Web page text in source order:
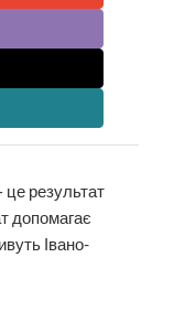
результат
допомагає
Івано-